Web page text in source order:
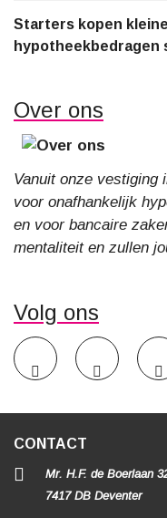
Starters kopen
hypotheekbedragen
Over ons
Vanuit onze vestiging
voor onafhankelijk
en voor bancaire
mentaliteit en zullen
Volg ons
CONTACT
Mr. H.F. de Boerlaan
7417 DB Deventer